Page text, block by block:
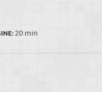
20 min